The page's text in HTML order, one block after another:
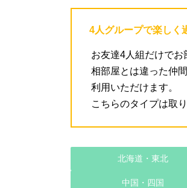
4人グループで楽しく
お友達4人組だけでお
相部屋とは違った仲
利用いただけます。
こちらのタイプは取
北海道・東北
中国・四国